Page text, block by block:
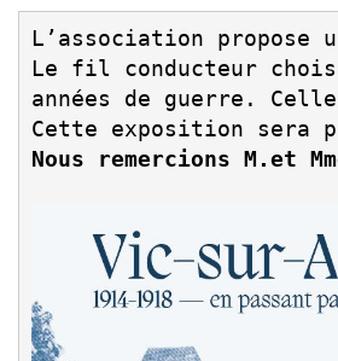
L’association propose
Le fil conducteur
années de guerre.
Cette exposition sera
Nous remercions